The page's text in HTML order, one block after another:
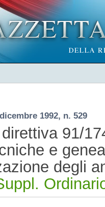
1992, n. 529
91/
e
degli